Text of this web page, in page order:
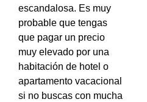
escandalosa. Es muy
probable que tengas
que pagar un precio
muy elevado por una
habitación de hotel o
apartamento vacacional
si no buscas con mucha